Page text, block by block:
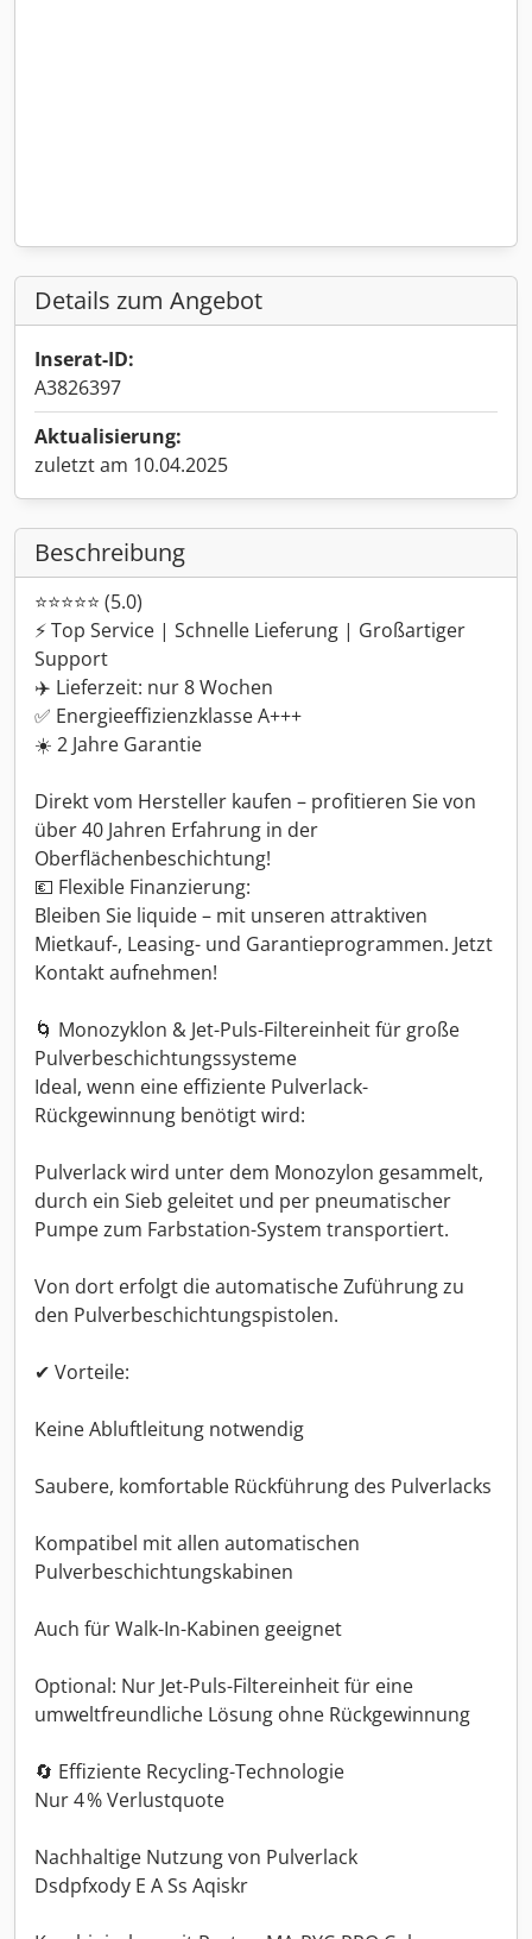
Details zum Angebot
Inserat-ID:
A3826397
Aktualisierung:
zuletzt am 10.04.2025
Beschreibung
⭐⭐⭐⭐⭐ (5.0)
⚡ Top Service | Schnelle Lieferung | Großartiger
Support
✈️ Lieferzeit: nur 8 Wochen
✅ Energieeffizienzklasse A+++
☀️ 2 Jahre Garantie
Direkt vom Hersteller kaufen – profitieren Sie von
über 40 Jahren Erfahrung in der
Oberflächenbeschichtung!
💶 Flexible Finanzierung:
Bleiben Sie liquide – mit unseren attraktiven
Mietkauf-, Leasing- und Garantieprogrammen. Jetzt
Kontakt aufnehmen!
🌀 Monozyklon & Jet-Puls-Filtereinheit für große
Pulverbeschichtungssysteme
Ideal, wenn eine effiziente Pulverlack-
Rückgewinnung benötigt wird:
Pulverlack wird unter dem Monozylon gesammelt,
durch ein Sieb geleitet und per pneumatischer
Pumpe zum Farbstation-System transportiert.
Von dort erfolgt die automatische Zuführung zu
den Pulverbeschichtungspistolen.
✔ Vorteile:
Keine Abluftleitung notwendig
Saubere, komfortable Rückführung des Pulverlacks
Kompatibel mit allen automatischen
Pulverbeschichtungskabinen
Auch für Walk-In-Kabinen geeignet
Optional: Nur Jet-Puls-Filtereinheit für eine
umweltfreundliche Lösung ohne Rückgewinnung
🔄 Effiziente Recycling-Technologie
Nur 4 % Verlustquote
Nachhaltige Nutzung von Pulverlack
Dsdpfxody E A Ss Aqiskr